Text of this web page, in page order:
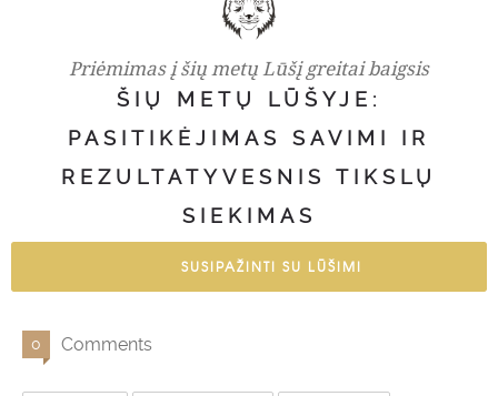
Priėmimas į šių metų Lūšį greitai baigsis
ŠIŲ METŲ LŪŠYJE:
PASITIKĖJIMAS SAVIMI IR
REZULTATYVESNIS TIKSLŲ
SIEKIMAS
SUSIPAŽINTI SU LŪŠIMI
0 Comments